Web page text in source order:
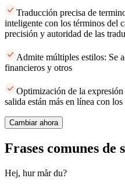
Traducción precisa de
inteligente con los términos del
precisión y autoridad de las
Admite múltiples estilos: Se
financieros y otros
Optimización de la
salida están más en línea con
Cambiar ahora
Frases comunes de
Hej, hur mår du?